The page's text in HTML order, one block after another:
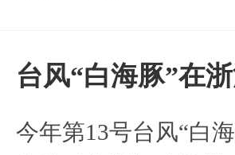
台风“白海豚”在
今年第13号台风“白